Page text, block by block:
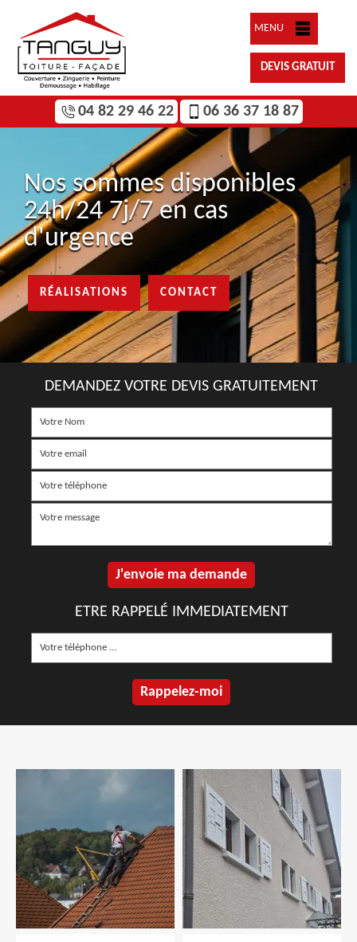
MENU
DEVIS GRATUIT
04 82 29 46 22 06 36 37 18 87
Nos sommes disponibles
24h/24 7j/7 en cas
d'urgence
RÉALISATIONS CONTACT
DEMANDEZ VOTRE DEVIS GRATUITEMENT
ETRE RAPPELÉ IMMEDIATEMENT